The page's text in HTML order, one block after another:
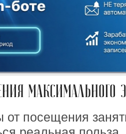
МАКСИМАЛЬНОГО
от посещения